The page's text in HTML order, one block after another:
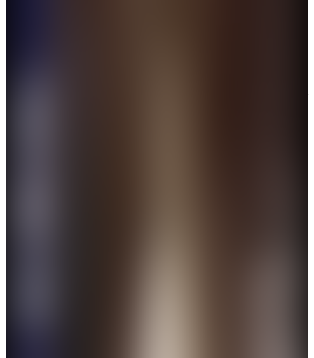
遊上海、逛北京，穿花襖、看舞獅，嘗豆汁，騎共享
單車、坐小米SU7 Ultra……「甲亢哥」一路驚嘆「oh
們通過一鏡到底的直播，全景展現一個沒有剪輯和濾
鏡的真實中國，再次掀起了全網的「中國熱」，這表